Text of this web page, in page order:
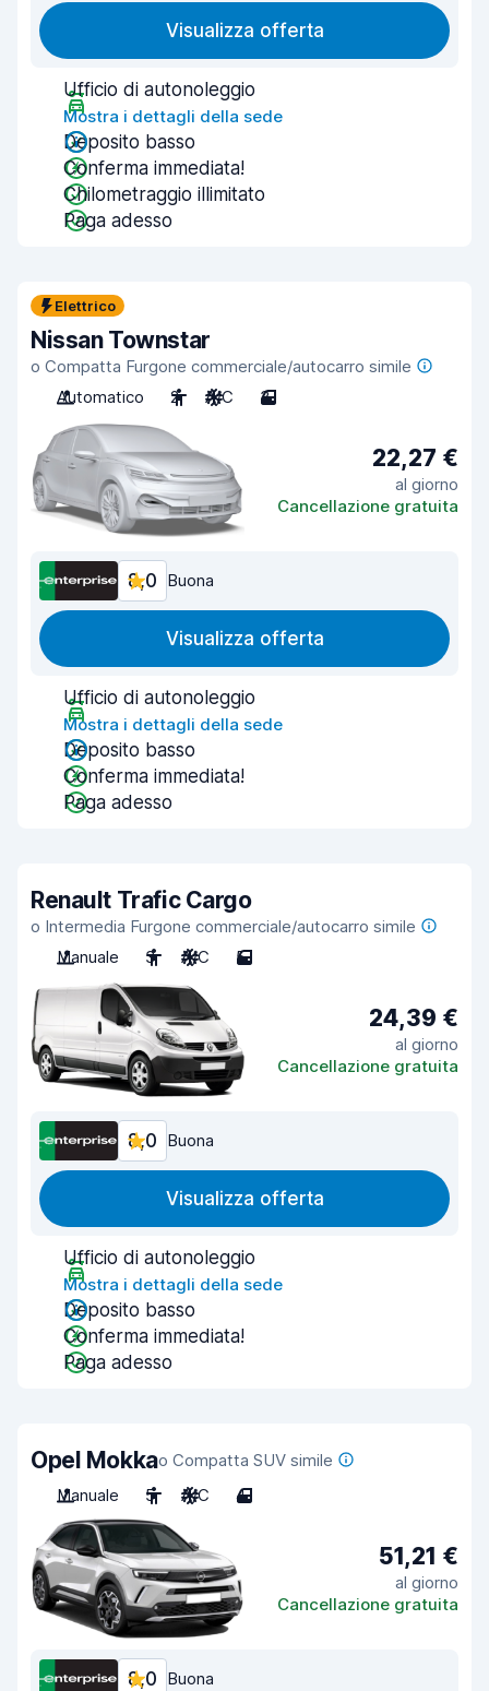
Visualizza offerta
Ufficio di autonoleggio
Mostra i dettagli della sede
Deposito basso
Conferma immediata!
Chilometraggio illimitato
Paga adesso
Elettrico
Nissan Townstar
o Compatta Furgone commerciale/autocarro simile
Automatico
2 A/C 3
22,27 €
al giorno
Cancellazione gratuita
8,0 Buona
Visualizza offerta
Ufficio di autonoleggio
Mostra i dettagli della sede
Deposito basso
Conferma immediata!
Paga adesso
Renault Trafic Cargo
o Intermedia Furgone commerciale/autocarro simile
Manuale
3 A/C 5
24,39 €
al giorno
Cancellazione gratuita
8,0 Buona
Visualizza offerta
Ufficio di autonoleggio
Mostra i dettagli della sede
Deposito basso
Conferma immediata!
Paga adesso
Opel Mokkao Compatta SUV simile
Manuale
5 A/C 4
51,21 €
al giorno
Cancellazione gratuita
8,0 Buona